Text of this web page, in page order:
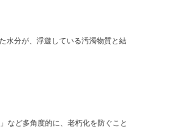
水分が、浮遊している汚濁物質と結
など多角度的に、老朽化を防ぐこと